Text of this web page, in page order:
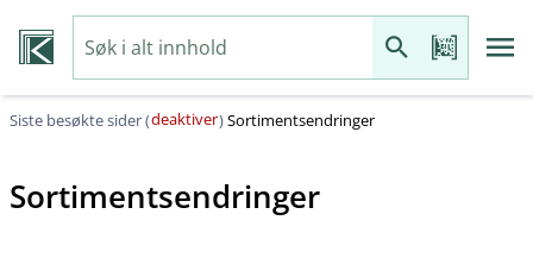
Siste besøkte sider (deaktiver)Sortimentsendringer
Sortimentsendringer